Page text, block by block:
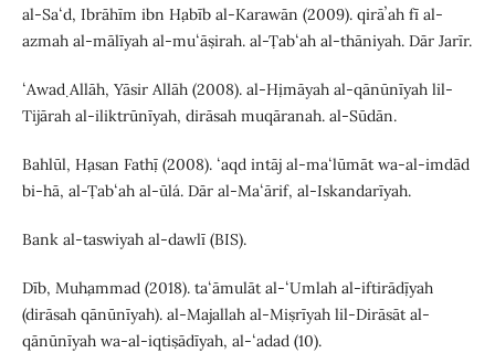
al-Saʻd, Ibrāhīm ibn Ḥabīb al-Karawān (2009). qirāʼah fī al-
azmah al-mālīyah al-muʻāṣirah. al-Ṭabʻah al-thāniyah. Dār Jarīr.
ʻAwaḍ Allāh, Yāsir Allāh (2008). al-Ḥimāyah al-qānūnīyah lil-
Tijārah al-iliktrūnīyah, dirāsah muqāranah. al-Sūdān.
Bahlūl, Ḥasan Fatḥī (2008). ʻaqd intāj al-maʻlūmāt wa-al-imdād
bi-hā, al-Ṭabʻah al-ūlá. Dār al-Maʻārif, al-Iskandarīyah.
Bank al-taswiyah al-dawlī (BIS).
Dīb, Muḥammad (2018). taʻāmulāt al-ʻUmlah al-iftirāḍīyah
(dirāsah qānūnīyah). al-Majallah al-Miṣrīyah lil-Dirāsāt al-
qānūnīyah wa-al-iqtiṣādīyah, al-ʻadad (10).